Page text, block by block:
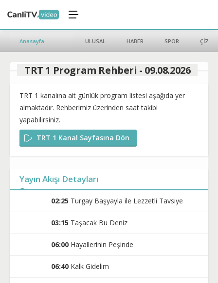
Anasayfa ULUSAL HABER SPOR ÇİZGİ
TRT 1 Program Rehberi - 09.08.2026
TRT 1 kanalına ait günlük program listesi aşağıda yer
almaktadır. Rehberimiz üzerinden saat takibi
yapabilirsiniz.
TRT 1 Kanal Sayfasına Dön
Yayın Akışı Detayları
02:25 Turgay Başyayla ile Lezzetli Tavsiye
03:15 Taşacak Bu Deniz
06:00 Hayallerinin Peşinde
06:40 Kalk Gidelim